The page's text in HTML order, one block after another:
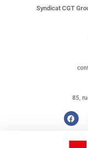
Syndicat CGT
85,